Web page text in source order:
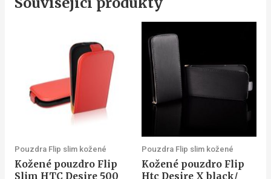
Pouzdra Flip slim kožené
Kožené pouzdro Flip
Slim HTC Desire 500
Pouzdra Flip slim kožené
Kožené pouzdro Flip
Htc Desire X black/